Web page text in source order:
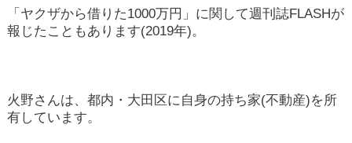
「ヤクザから借りた1000万円」に関して週刊誌FLASHが
報じたこともあります(2019年)。
火野さんは、都内・大田区に自身の持ち家(不動産)を所
有しています。